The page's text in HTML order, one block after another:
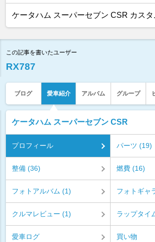
ケータハム スーパーセブン CSR カスタ
この記事を書いたユーザー
RX787
ブログ 愛車紹介 アルバム グループ
ケータハム スーパーセブン CSR
プロフィール パーツ (19)
整備 (36) 燃費 (16)
フォトアルバム (1) フォトギャ
クルマレビュー (1) ラップタイ
愛車ログ 買い物